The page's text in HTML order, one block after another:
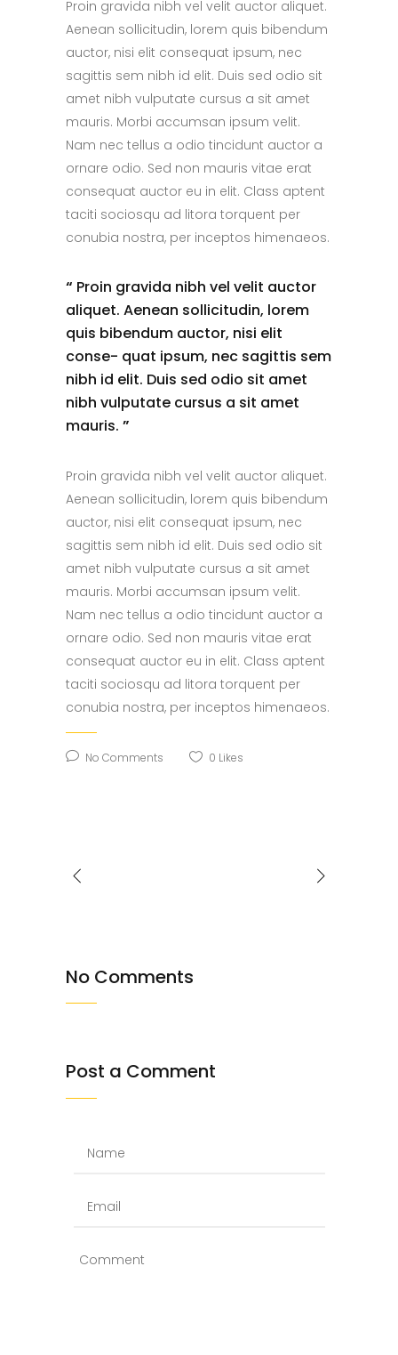
Proin gravida nibh vel velit auctor aliquet.
Aenean sollicitudin, lorem quis bibendum
auctor, nisi elit consequat ipsum, nec
sagittis sem nibh id elit. Duis sed odio sit
amet nibh vulputate cursus a sit amet
mauris. Morbi accumsan ipsum velit.
Nam nec tellus a odio tincidunt auctor a
ornare odio. Sed non mauris vitae erat
consequat auctor eu in elit. Class aptent
taciti sociosqu ad litora torquent per
conubia nostra, per inceptos himenaeos.
“ Proin gravida nibh vel velit auctor
aliquet. Aenean sollicitudin, lorem
quis bibendum auctor, nisi elit
conse- quat ipsum, nec sagittis sem
nibh id elit. Duis sed odio sit amet
nibh vulputate cursus a sit amet
mauris. ”
Proin gravida nibh vel velit auctor aliquet.
Aenean sollicitudin, lorem quis bibendum
auctor, nisi elit consequat ipsum, nec
sagittis sem nibh id elit. Duis sed odio sit
amet nibh vulputate cursus a sit amet
mauris. Morbi accumsan ipsum velit.
Nam nec tellus a odio tincidunt auctor a
ornare odio. Sed non mauris vitae erat
consequat auctor eu in elit. Class aptent
taciti sociosqu ad litora torquent per
conubia nostra, per inceptos himenaeos.
No Comments 0 Likes
No Comments
Post a Comment